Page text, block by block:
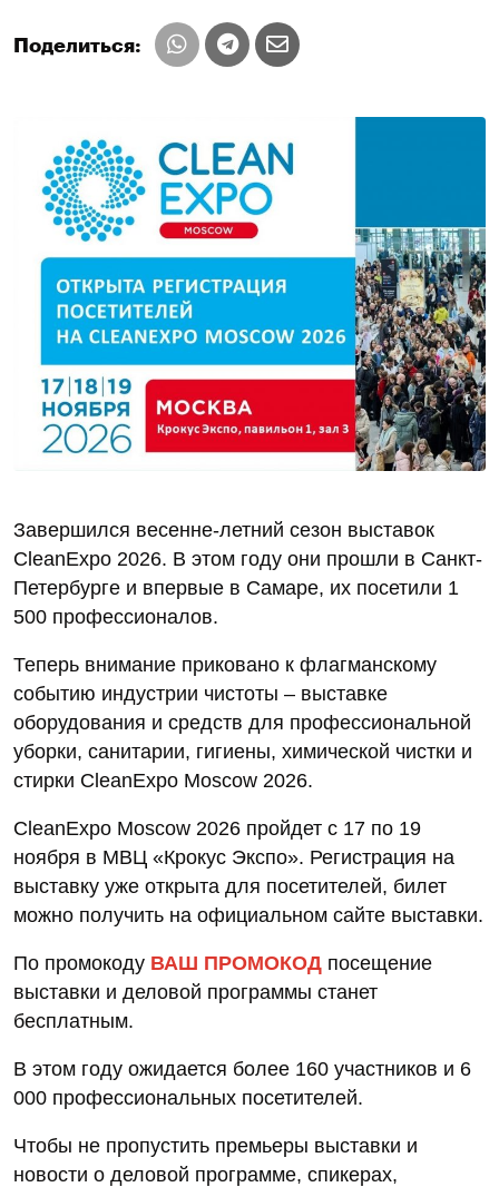
Поделиться:
Завершился весенне-летний сезон выставок
CleanExpo 2026. В этом году они прошли в Санкт-
Петербурге и впервые в Самаре, их посетили 1
500 профессионалов.
Теперь внимание приковано к флагманскому
событию индустрии чистоты – выставке
оборудования и средств для профессиональной
уборки, санитарии, гигиены, химической чистки и
стирки CleanExpo Moscow 2026.
CleanExpo Moscow 2026 пройдет с 17 по 19
ноября в МВЦ «Крокус Экспо». Регистрация на
выставку уже открыта для посетителей, билет
можно получить на официальном сайте выставки.
По промокоду ВАШ ПРОМОКОД посещение
выставки и деловой программы станет
бесплатным.
В этом году ожидается более 160 участников и 6
000 профессиональных посетителей.
Чтобы не пропустить премьеры выставки и
новости о деловой программе, спикерах,